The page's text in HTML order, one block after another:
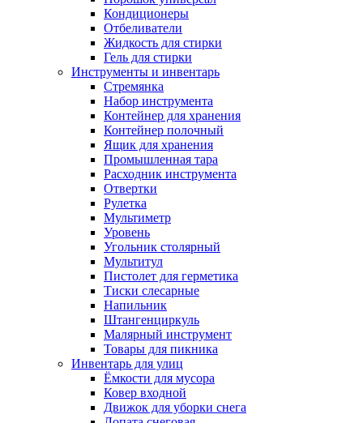
Кондиционеры
Отбеливатели
Жидкость для стирки
Гель для стирки
Инструменты и инвентарь
Стремянка
Набор инструмента
Контейнер для хранения
Контейнер полочный
Ящик для хранения
Промышленная тара
Расходник инструмента
Отвертки
Рулетка
Мультиметр
Уровень
Угольник столярный
Мультитул
Пистолет для герметика
Тиски слесарные
Напильник
Штангенциркуль
Малярный инструмент
Товары для пикника
Инвентарь для улиц
Ёмкости для мусора
Ковер входной
Движок для уборки снега